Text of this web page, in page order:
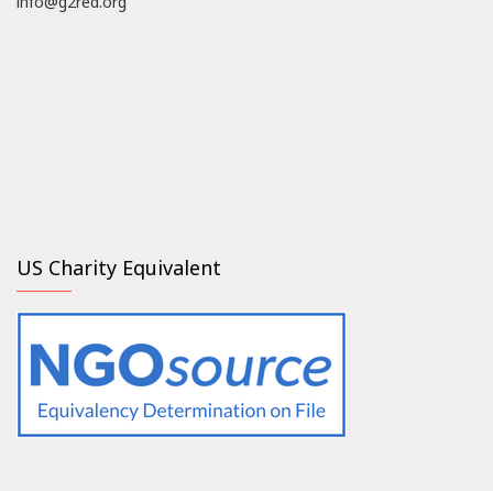
US Charity Equivalent